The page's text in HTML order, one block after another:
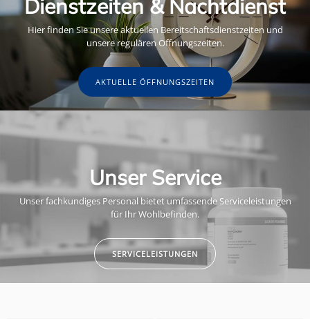
Dienstzeiten & Nachtdienst
Hier finden Sie unsere aktuellen Bereitschaftsdienstzeiten und
unsere regulären Öffnungszeiten.
AKTUELLE ÖFFNUNGSZEITEN
Unser Service
Unser fachkundiges Personal bietet umfassende Serviceleistungen
für Ihr Wohlbefinden.
SERVICELEISTUNGEN